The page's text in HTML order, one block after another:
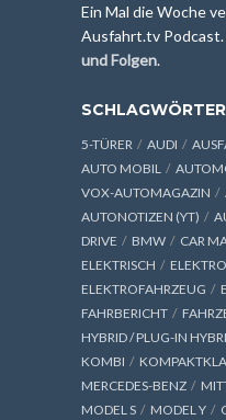
Ein Mal die Woche
Ausfahrt.tv Podcast.
und Folgen.
SCHLAGWÖRTER
5-TÜRER AUDI
AUTO MOBIL
VOX-AUTOMAGAZIN
AUTONOTIZEN (YT)
DRIVE
BMW CAR
ELEKTRISCH
ELEKTROFAHRZEUG
FAHRBERICHT
HYBRID / PLUG-IN
KOMBI
MERCEDES-BENZ
MODEL S
MODEL Y